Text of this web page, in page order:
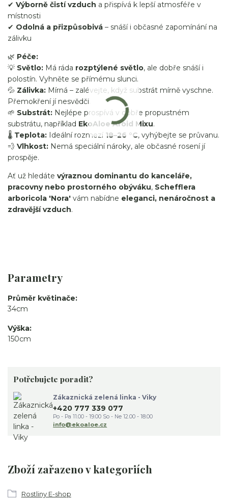
✔ Výborně čistí vzduch a přispívá k lepší atmosféře v
místnosti
✔ Odolná a přizpůsobivá – snáší i občasné zapomínání na
zálivku
🌿 Péče:
💡 Světlo: Má ráda rozptýlené světlo, ale dobře snáší i
polostín. Vyhněte se přímému slunci.
💦 Zálivka: Mírná – zalévejte, když substrát mírně vyschne.
Přemokření jí nesvědčí.
🌱 Substrát: Nejlépe prospívá v dobře propustném
substrátu, například EkoAloe Aroid Mixu.
🌡 Teplota: Ideální rozmezí 18–26 °C, vyhýbejte se průvanu.
💨 Vlhkost: Nemá speciální nároky, ale občasné rosení jí
prospěje.
Ať už hledáte výraznou dominantu do kanceláře,
pracovny nebo prostorného obýváku, Schefflera
arboricola 'Nora' vám nabídne eleganci, nenáročnost a
zdravější vzduch.
Parametry
Průměr květinače
34cm
Výška
150cm
Zboží zařazeno v kategoriích
Rostliny E-shop
Potřebujete poradit?
Zákaznická zelená linka - Viky
+420 777 339 077
Po - Pa 11.00 - 19.00 So - Ne 12.00 - 18.00
info@ekoaloe.cz